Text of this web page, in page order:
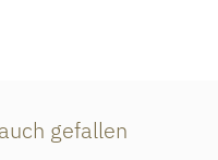
gefallen